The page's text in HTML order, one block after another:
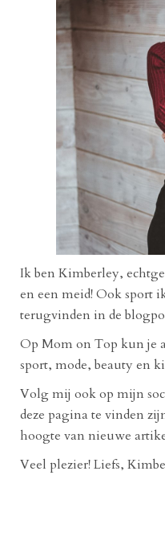
Ik ben Kimberley,
en een meid! Ook sport
terugvinden in de
Op Mom on Top kun je
sport, mode, beauty en
Volg mij ook op mijn
deze pagina te vinden
hoogte van nieuwe
Veel plezier! Liefs,